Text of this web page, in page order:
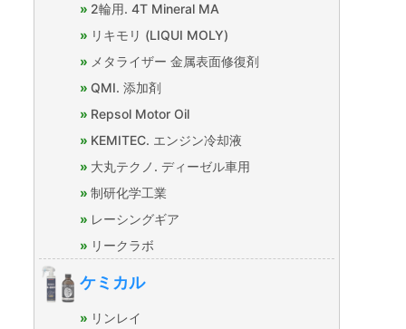
2輪用. 4T Mineral MA
リキモリ (LIQUI MOLY)
メタライザー 金属表面修復剤
QMI. 添加剤
Repsol Motor Oil
KEMITEC. エンジン冷却液
大丸テクノ. ディーゼル車用
制研化学工業
レーシングギア
リークラボ
ケミカル
リンレイ